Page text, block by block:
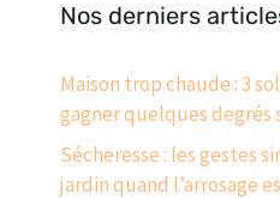
Nos derniers
Maison trop chaude : 3
gagner quelques degrés
Sécheresse : les gestes
jardin quand l’arrosage